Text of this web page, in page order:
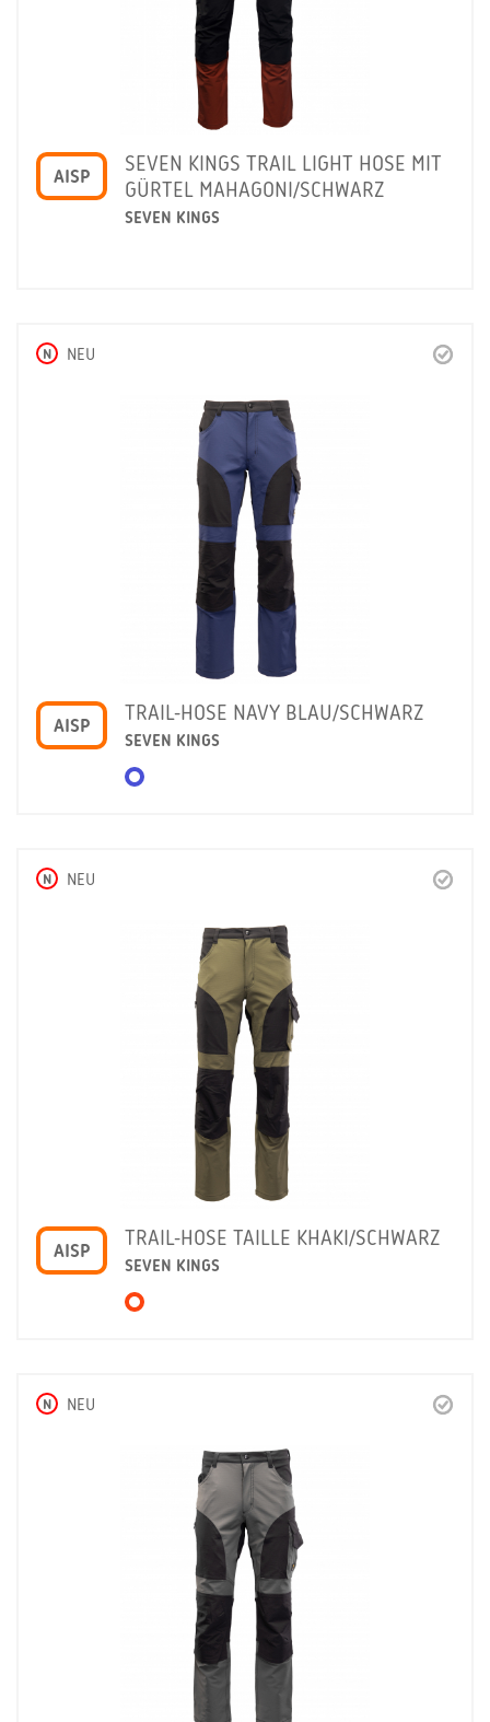
AISP
SEVEN KINGS TRAIL LIGHT HOSE MIT
GÜRTEL MAHAGONI/SCHWARZ
SEVEN KINGS
N NEU
AISP
TRAIL-HOSE NAVY BLAU/SCHWARZ
SEVEN KINGS
N NEU
AISP
TRAIL-HOSE TAILLE KHAKI/SCHWARZ
SEVEN KINGS
N NEU